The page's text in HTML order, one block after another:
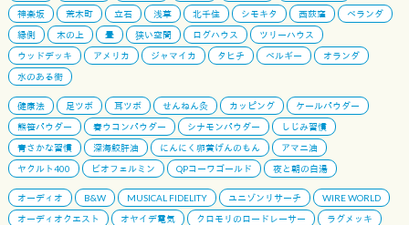
神楽坂
荒木町 立石 浅草 北千住 シモキタ 西荻窪
ベランダ
縁側
木の上 畳 狭い空間 ログハウス
ツリーハウス
ウッドデッキ
アメリカ ジャマイカ タヒチ ベルギー
オランダ
水のある街
健康法 足ツボ 耳ツボ せんねん灸 カッピング
ケールパウダー
熊笹パウダー
春ウコンパウダー シナモンパウダー
しじみ習慣
青さかな習慣
深海鮫肝油 にんにく卵黄げんのもん
アマニ油
ヤクルト400
ビオフェルミン QPコーワゴールド 夜と朝の白湯
オーディオ B&W MUSICAL FIDELITY ユニゾンリサーチ
WIRE WORLD
オーディオクエスト
オヤイデ電気 クロモリのロードレーサー
ラグメッキ